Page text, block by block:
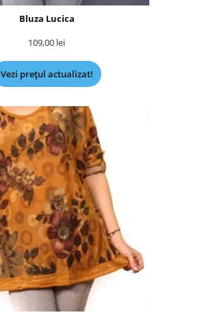
Bluza Lucica
109,00 lei
Vezi prețul actualizat!